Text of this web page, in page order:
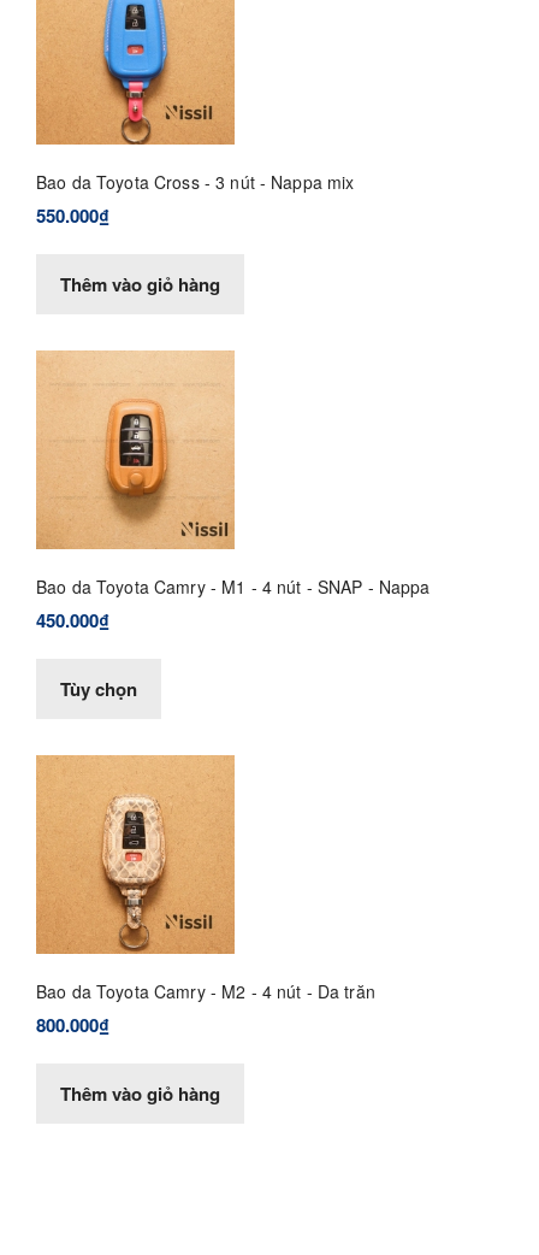
Bao da Toyota Cross - 3 nút - Nappa mix
550.000₫
Thêm vào giỏ hàng
Bao da Toyota Camry - M1 - 4 nút - SNAP - Nappa
450.000₫
Tùy chọn
Bao da Toyota Camry - M2 - 4 nút - Da trăn
800.000₫
Thêm vào giỏ hàng